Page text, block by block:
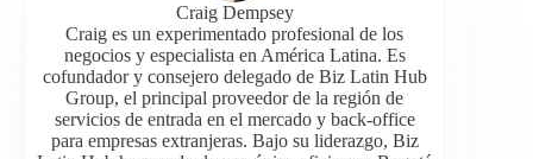
Craig Dempsey
Craig es un experimentado profesional de los
negocios y especialista en América Latina. Es
cofundador y consejero delegado de Biz Latin Hub
Group, el principal proveedor de la región de
servicios de entrada en el mercado y back-office
para empresas extranjeras. Bajo su liderazgo, Biz